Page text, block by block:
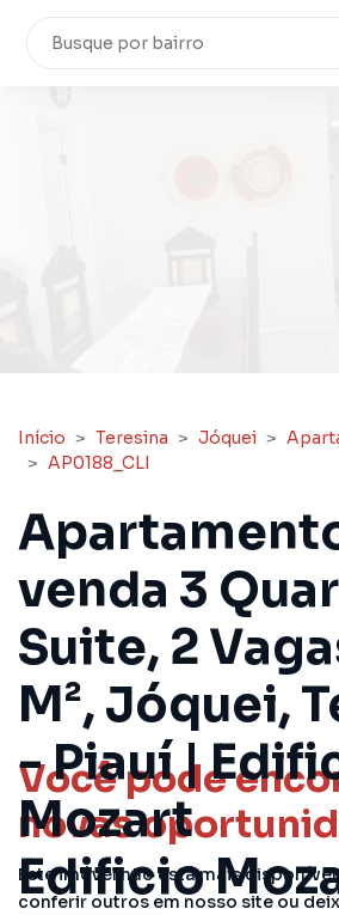
Você pode
novas
Este imóvel não está mais
conferir outros em nosso site ou
Início Teresina Jóquei
AP0188_CLI
venda 3
Suite, 2
M², Jóquei,
- Piauí |
Mozart
Edificio